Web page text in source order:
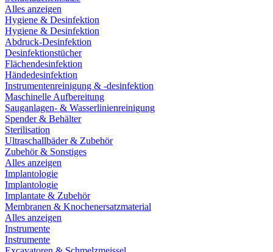
Alles anzeigen
Hygiene & Desinfektion
Hygiene & Desinfektion
Abdruck-Desinfektion
Desinfektionstücher
Flächendesinfektion
Händedesinfektion
Instrumentenreinigung & -desinfektion
Maschinelle Aufbereitung
Sauganlagen- & Wasserlinienreinigung
Spender & Behälter
Sterilisation
Ultraschallbäder & Zubehör
Zubehör & Sonstiges
Alles anzeigen
Implantologie
Implantologie
Implantate & Zubehör
Membranen & Knochenersatzmaterial
Alles anzeigen
Instrumente
Instrumente